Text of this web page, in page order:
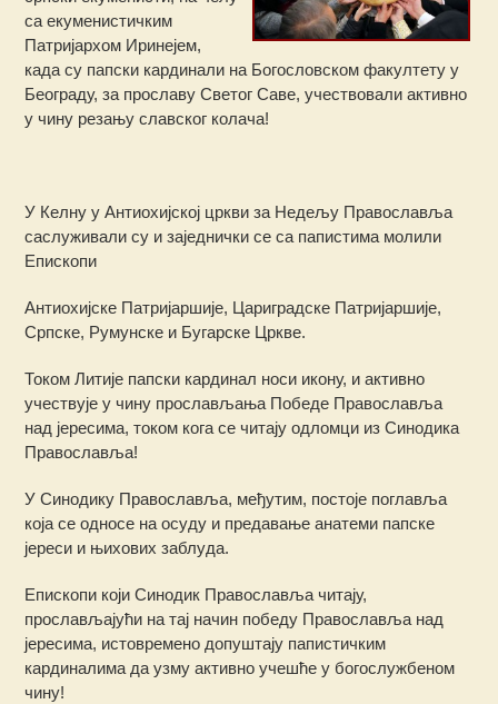
са екуменистичким
Патријархом Иринејем,
када су папски кардинали на Богословском факултету у
Београду, за прославу Светог Саве, учествовали активно
у чину резању славског колача!
У Келну у Антиохијској цркви за Недељу Православља
саслуживали су и заједнички се са папистима молили
Епископи
Антиохијске Патријаршије, Цариградске Патријаршије,
Српске, Румунске и Бугарске Цркве.
Током Литије папски кардинал носи икону, и активно
учествује у чину прослављања Победе Православља
над јересима, током кога се читају одломци из Синодика
Православља!
У Синодику Православља, међутим, постоје поглавља
која се односе на осуду и предавање анатеми папске
јереси и њихових заблуда.
Епископи који Синодик Православља читају,
прослављајући на тај начин победу Православља над
јересима, истовремено допуштају папистичким
кардиналима да узму активно учешће у богослужбеном
чину!